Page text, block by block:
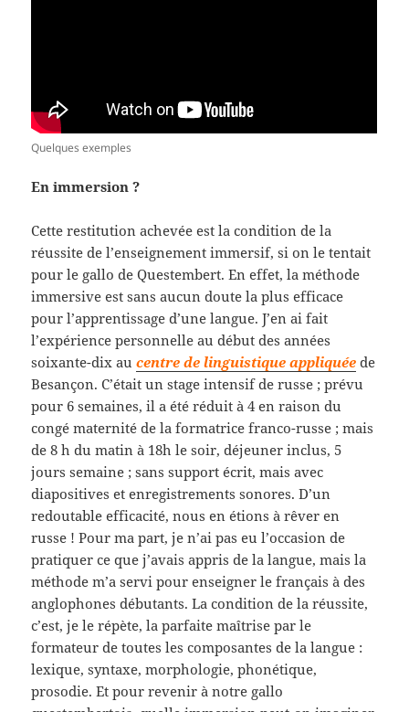
Quelques exemples
En immersion ?
Cette restitution achevée est la condition de la
réussite de l’enseignement immersif, si on le tentait
pour le gallo de Questembert. En effet, la méthode
immersive est sans aucun doute la plus efficace
pour l’apprentissage d’une langue. J’en ai fait
l’expérience personnelle au début des années
soixante-dix aucentre de linguistique appliquée de
Besançon. C’était un stage intensif de russe ; prévu
pour 6 semaines, il a été réduit à 4 en raison du
congé maternité de la formatrice franco-russe ; mais
de 8 h du matin à 18h le soir, déjeuner inclus, 5
jours semaine ; sans support écrit, mais avec
diapositives et enregistrements sonores. D’un
redoutable efficacité, nous en étions à rêver en
russe ! Pour ma part, je n’ai pas eu l’occasion de
pratiquer ce que j’avais appris de la langue, mais la
méthode m’a servi pour enseigner le français à des
anglophones débutants. La condition de la réussite,
c’est, je le répète, la parfaite maîtrise par le
formateur de toutes les composantes de la langue :
lexique, syntaxe, morphologie, phonétique,
prosodie. Et pour revenir à notre gallo